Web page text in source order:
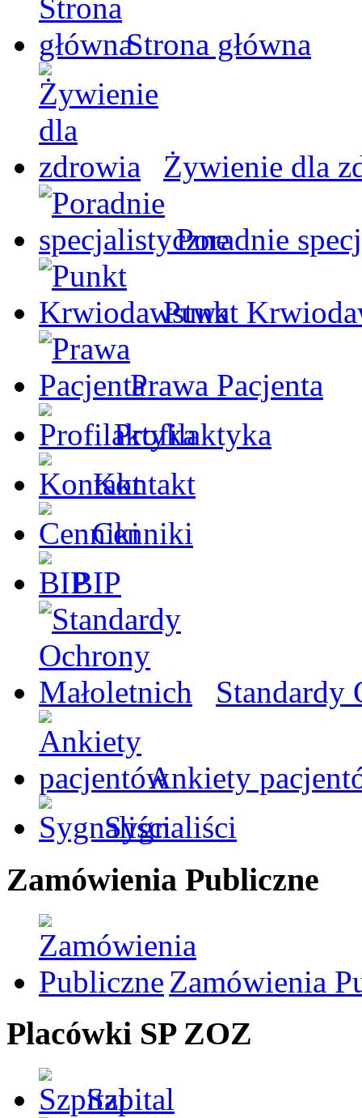
Strona główna
Żywienie dla
Poradnie
Punkt
Prawa Pacjenta
Profilaktyka
Kontakt
Cenniki
BIP
Standardy
Ankiety
Sygnaliści
Zamówienia Publiczne
Zamówienia
Placówki SP ZOZ
Szpital